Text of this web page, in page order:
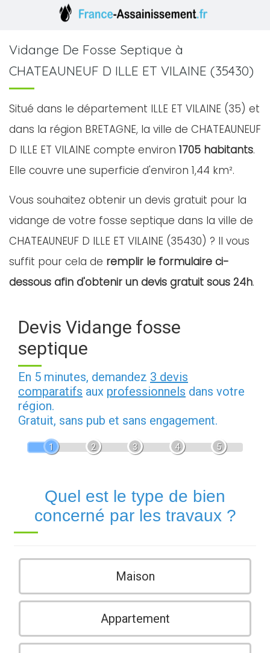
Vidange De Fosse Septique à
CHATEAUNEUF D ILLE ET VILAINE (35430)
Situé dans le département ILLE ET VILAINE (35) et
dans la région BRETAGNE, la ville de CHATEAUNEUF
D ILLE ET VILAINE compte environ 1705 habitants.
Elle couvre une superficie d'environ 1,44 km².
Vous souhaitez obtenir un devis gratuit pour la
vidange de votre fosse septique dans la ville de
CHATEAUNEUF D ILLE ET VILAINE (35430) ? Il vous
suffit pour cela de remplir le formulaire ci-
dessous afin d'obtenir un devis gratuit sous 24h.
Devis Vidange fosse
septique
En 5 minutes, demandez 3 devis
comparatifs aux professionnels dans votre
région.
Gratuit, sans pub et sans engagement.
1 2 3 4 5
Quel est le type de bien
concerné par les travaux ?
Maison
Appartement